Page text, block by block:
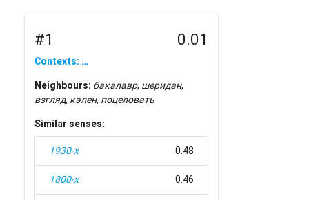
#1 0.01
Contexts: …
Neighbours: бакалавр, шеридан,
взгляд, кэлен, поцеловать
Similar senses:
1930-х 0.48
1800-х 0.46